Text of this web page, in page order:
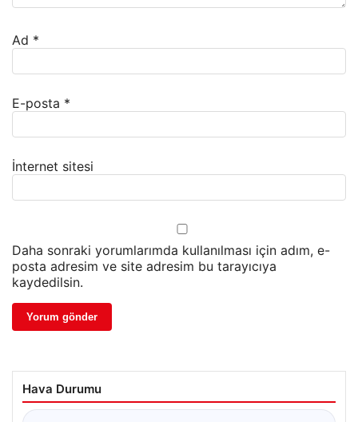
Ad *
E-posta *
İnternet sitesi
Daha sonraki yorumlarımda kullanılması için adım, e-
posta adresim ve site adresim bu tarayıcıya
kaydedilsin.
Hava Durumu